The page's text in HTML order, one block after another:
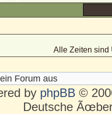
Alle Zeiten sind
by phpBB ©
Deutsche